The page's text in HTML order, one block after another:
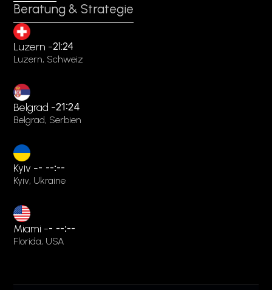
Beratung & Strategie
Luzern -21:24
Luzern, Schweiz
Belgrad -21:24
Belgrad, Serbien
Kyiv -- --:--
Kyiv, Ukraine
Miami -- --:--
Florida, USA